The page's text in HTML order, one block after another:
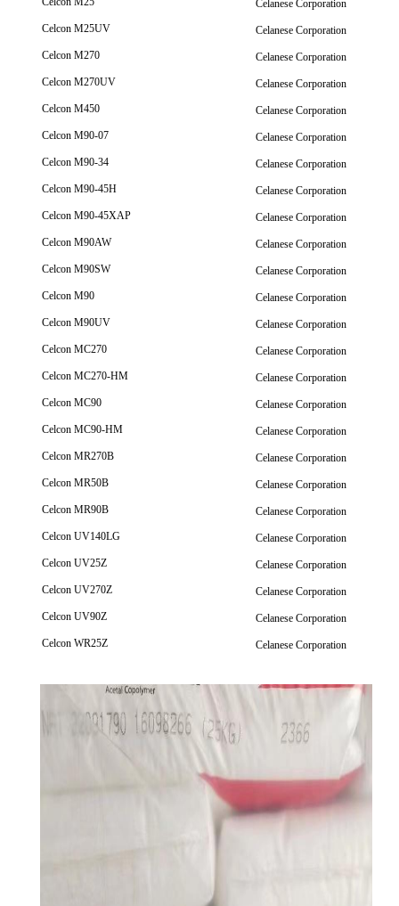
Celanese Corporation
Celcon M25UV
Celanese Corporation
Celcon M270
Celanese Corporation
Celcon M270UV
Celanese Corporation
Celcon M450
Celanese Corporation
Celcon M90-07
Celanese Corporation
Celcon M90-34
Celanese Corporation
Celcon M90-45H
Celanese Corporation
Celcon M90-45XAP
Celanese Corporation
Celcon M90AW
Celanese Corporation
Celcon M90SW
Celanese Corporation
Celcon M90
Celanese Corporation
Celcon M90UV
Celanese Corporation
Celcon MC270
Celanese Corporation
Celcon MC270-HM
Celanese Corporation
Celcon MC90
Celanese Corporation
Celcon MC90-HM
Celanese Corporation
Celcon MR270B
Celanese Corporation
Celcon MR50B
Celanese Corporation
Celcon MR90B
Celanese Corporation
Celcon UV140LG
Celanese Corporation
Celcon UV25Z
Celanese Corporation
Celcon UV270Z
Celanese Corporation
Celcon UV90Z
Celanese Corporation
Celcon WR25Z
Celanese Corporation